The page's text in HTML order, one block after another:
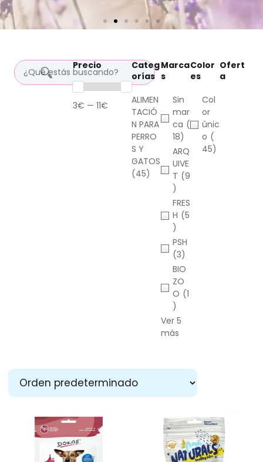
Precio
3€ — 11€
Categ
orías
ALIMEN
TACIÓ
N PARA
PERRO
S Y
GATOS
(45)
Marca
s
Sin
mar
ca (
18)
ARQ
UIVE
T (9
)
FRES
H (5
)
PSH
(3)
BIO
ZO
O (1
)
Ver 5
más
Color
es
Col
or
únic
o (
45)
Ofert
a